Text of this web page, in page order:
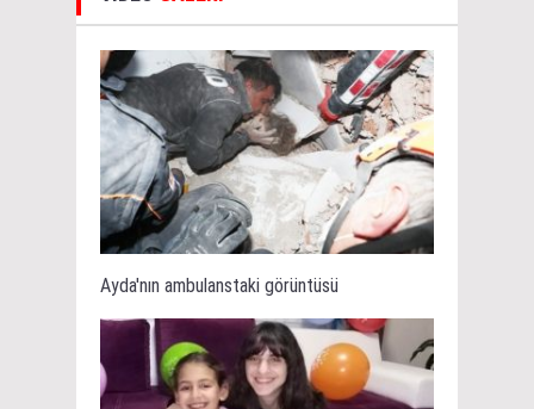
Ayda'nın ambulanstaki görüntüsü